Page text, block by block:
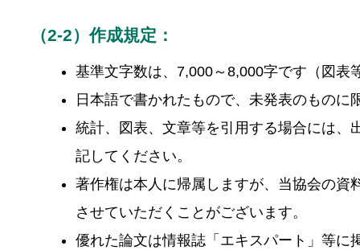
（2-2）作成規定：
基準文字数は、7,000～8,000字です（図表
日本語で書かれたもので、未発表のものに
統計、図表、文章等を引用する場合には、
記してください。
著作権は本人に帰属しますが、当協会の資
させていただくことがございます。
優れた論文は情報誌「エキスパート」等に